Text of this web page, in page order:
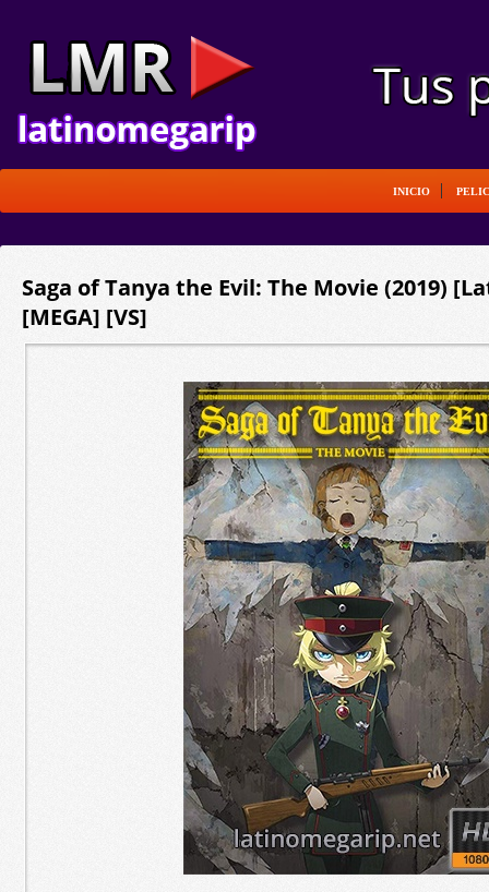
INICIO
Saga of Tanya the Evil: The Movie (2019)
[MEGA] [VS]